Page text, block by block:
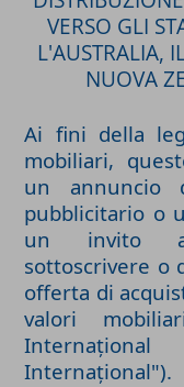
VERSO GLI
L'AUSTRALIA,
NUOVA
Ai fini della
mobiliari,
un annuncio
pubblicitario o
un invito
sottoscrivere o
offerta di
valori
Internațional").